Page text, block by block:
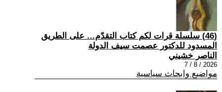
(46) سلسلة قرات لكم كتاب التقدّم… على الطريق
المسدود للدكتور عصمت سيف الدولة
الناصر خشيني
2026 / 8 / 7
مواضيع وابحاث سياسية